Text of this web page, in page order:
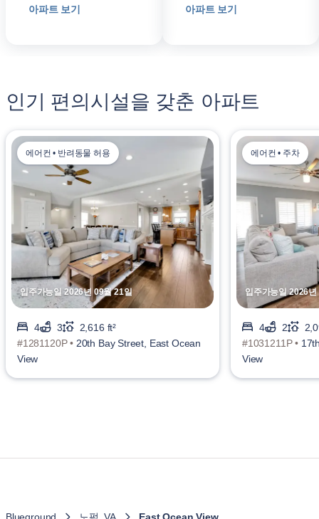
아파트 보기 아파트 보기
인기 편의시설을 갖춘 아파트
입주가능일 2026년 09월 21일
에어컨 • 반려동물 허용
4 3
2,616 ft²
#1281120P • 20th Bay Street, East Ocean
View
입주가능일 2026
에어컨 • 주차
4 2
#1031211P •
View